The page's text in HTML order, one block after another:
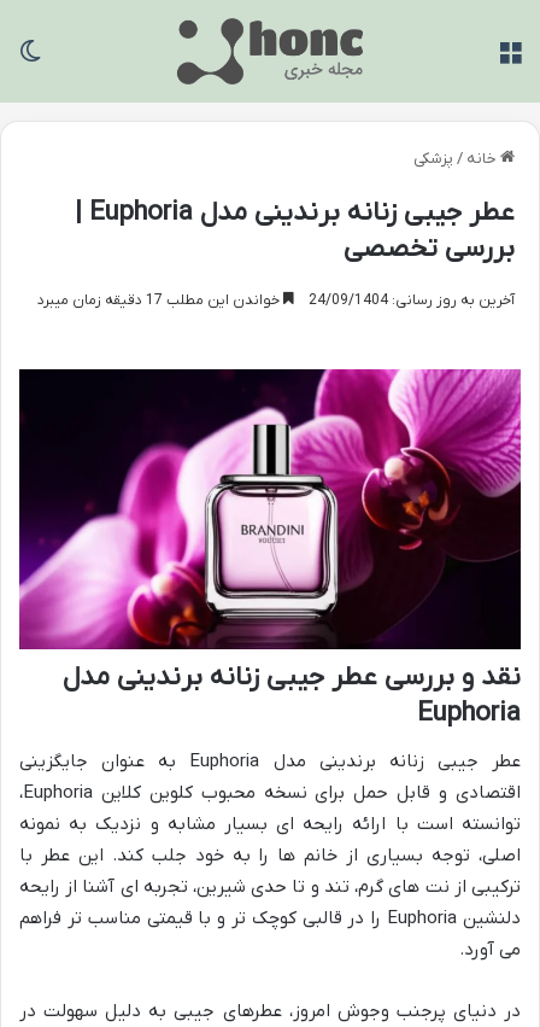
خانه / پزشکی
بررسی تخصصی
آخرین به روز رسانی: 24/09/1404 خواندن این مطلب 17 دقیقه زمان میبرد
نقد و بررسی عطر جیبی زنانه برندینی مدل
Euphoria
عطر جیبی زنانه برندینی مدل Euphoria به عنوان جایگزینی
اقتصادی و قابل حمل برای نسخه محبوب کلوین کلاین Euphoria،
توانسته است با ارائه رایحه ای بسیار مشابه و نزدیک به نمونه
اصلی، توجه بسیاری از خانم ها را به خود جلب کند. این عطر با
ترکیبی از نت های گرم، تند و تا حدی شیرین، تجربه ای آشنا از رایحه
دلنشین Euphoria را در قالبی کوچک تر و با قیمتی مناسب تر فراهم
می آورد.
در دنیای پرجنب وجوش امروز، عطرهای جیبی به دلیل سهولت در